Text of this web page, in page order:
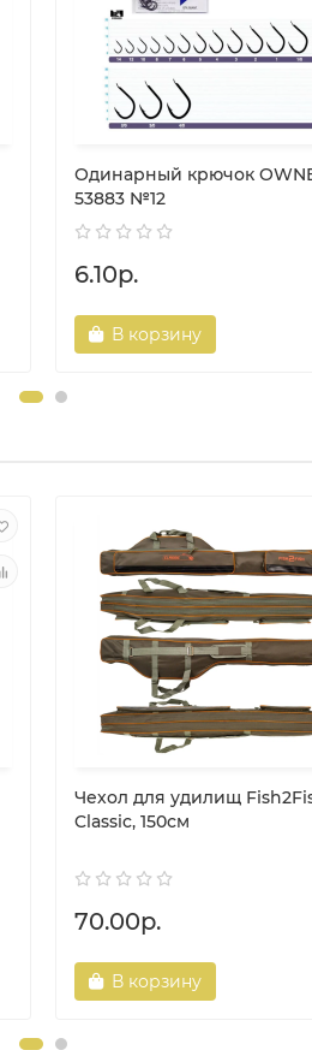
Одинарный крючок
53883 №12
6.10р.
В корзину
Чехол для удилищ
Classic, 150см
70.00р.
В корзину